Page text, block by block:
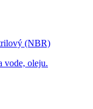
(NBR)
vode, oleju.